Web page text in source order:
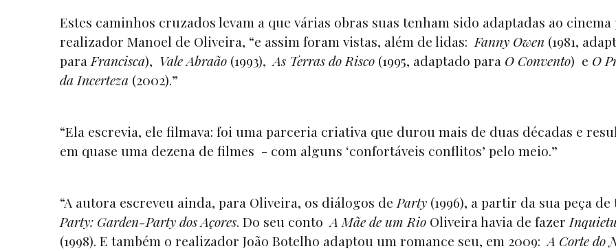
Estes caminhos cruzados levam a que várias obras suas tenham sido adaptadas ao cinema
realizador Manoel de Oliveira, “e assim foram vistas, além de lidas: Fanny Owen (1981,
para Francisca), Vale Abraão (1993),As Terras do Risco (1995, adaptado para O Convento) e O
da Incerteza (2002).”
“Ela escrevia, ele filmava: foi uma parceria criativa que durou mais de duas décadas e
em quase uma dezena de filmes - com alguns ‘confortáveis conflitos’ pelo meio.”
“A autora escreveu ainda, para Oliveira, os diálogos deParty (1996), a partir da sua peça
Party: Garden-Party dos Açores. Do seu contoA Mãe de um Rio Oliveira havia de fazer
(1998). E também o realizador João Botelho adaptou um romance seu, em 2009:A Corte do